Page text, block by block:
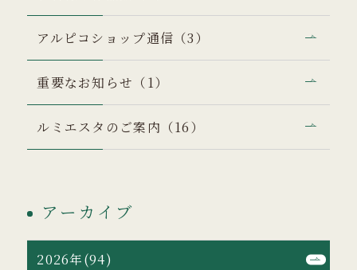
アルピコショップ通信（3）
重要なお知らせ（1）
ルミエスタのご案内（16）
アーカイブ
2026年(94)